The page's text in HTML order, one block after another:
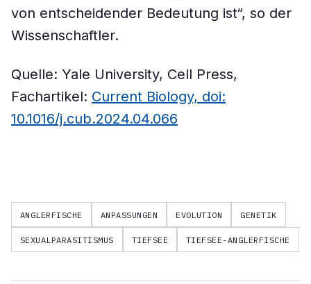
von entscheidender Bedeutung ist“, so der
Wissenschaftler.
Quelle: Yale University, Cell Press,
Fachartikel: Current Biology, doi:
10.1016/j.cub.2024.04.066
ANGLERFISCHE ANPASSUNGEN EVOLUTION GENETIK
SEXUALPARASITISMUS TIEFSEE TIEFSEE-ANGLERFISCHE